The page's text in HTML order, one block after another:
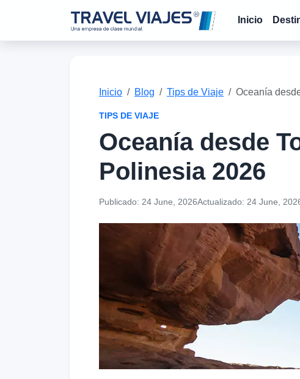
Inicio
Inicio Blog Tips de Viaje Oceanía
TIPS DE VIAJE
Oceanía desde
Polinesia 2026
Publicado: 24 June, 2026Actualizado: 24 June,